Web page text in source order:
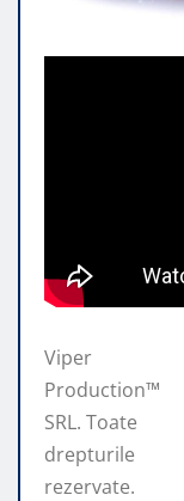
Viper
Production™
SRL. Toate
drepturile
rezervate.